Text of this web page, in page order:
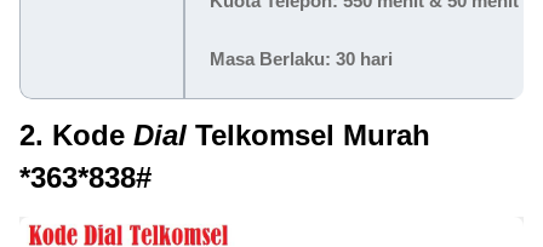
Masa Berlaku: 30 hari
2. Kode Dial Telkomsel Murah
*363*838#